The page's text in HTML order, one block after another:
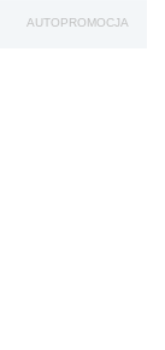
AUTOPROMOCJA